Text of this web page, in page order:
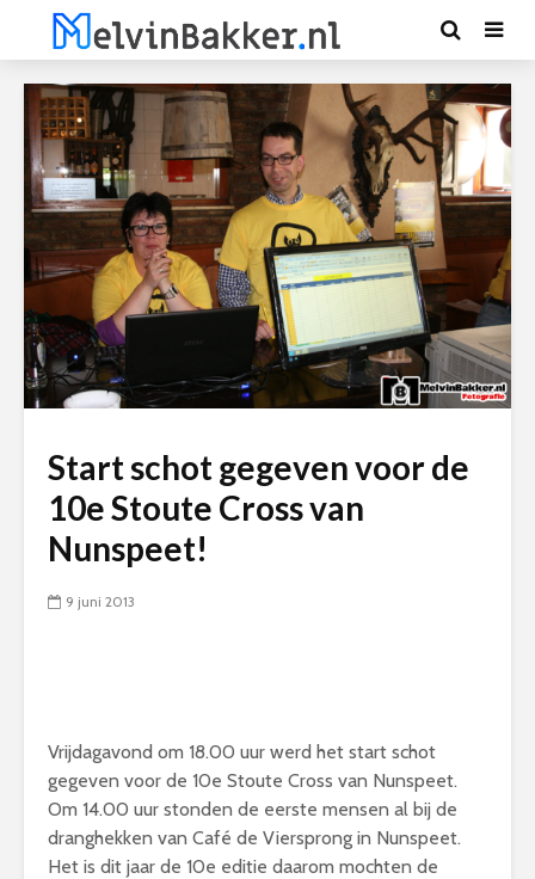
Start schot gegeven voor de
10e Stoute Cross van
Nunspeet!
9 juni 2013
Vrijdagavond om 18.00 uur werd het start schot
gegeven voor de 10e Stoute Cross van Nunspeet.
Om 14.00 uur stonden de eerste mensen al bij de
dranghekken van Café de Viersprong in Nunspeet.
Het is dit jaar de 10e editie daarom mochten de